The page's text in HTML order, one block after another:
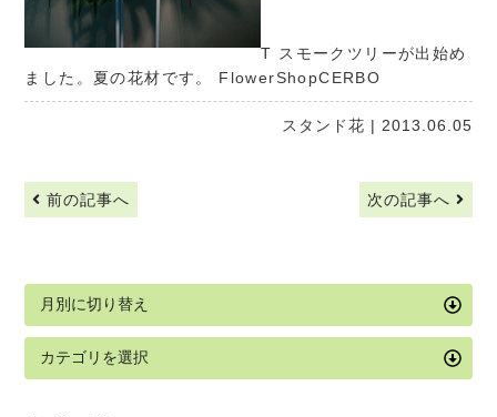
T スモークツリーが出始め
ました。夏の花材です。 FlowerShopCERBO
スタンド花 | 2013.06.05
前の記事へ 次の記事へ